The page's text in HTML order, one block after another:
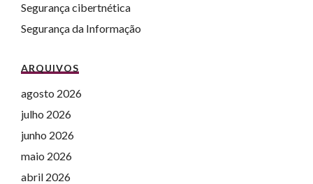
Segurança cibertnética
Segurança da Informação
ARQUIVOS
agosto 2026
julho 2026
junho 2026
maio 2026
abril 2026